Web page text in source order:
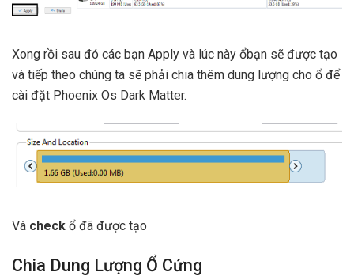
Xong rồi sau đó các bạn Apply và lúc này ổbạn sẽ được tạo
và tiếp theo chúng ta sẽ phải chia thêm dung lượng cho ổ để
cài đặt Phoenix Os Dark Matter.
Và check ổ đã được tạo
Chia Dung Lượng Ổ Cứng